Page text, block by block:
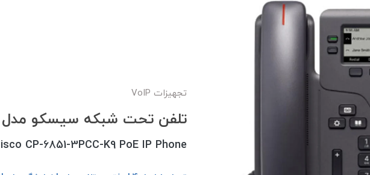
تجهیزات VoIP
تلفن تحت شبکه سیسکو مدل CP-6851-3PCC-K9
CP-6851-3PCC-K9 PoE IP Phone